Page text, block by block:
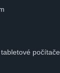
počítače